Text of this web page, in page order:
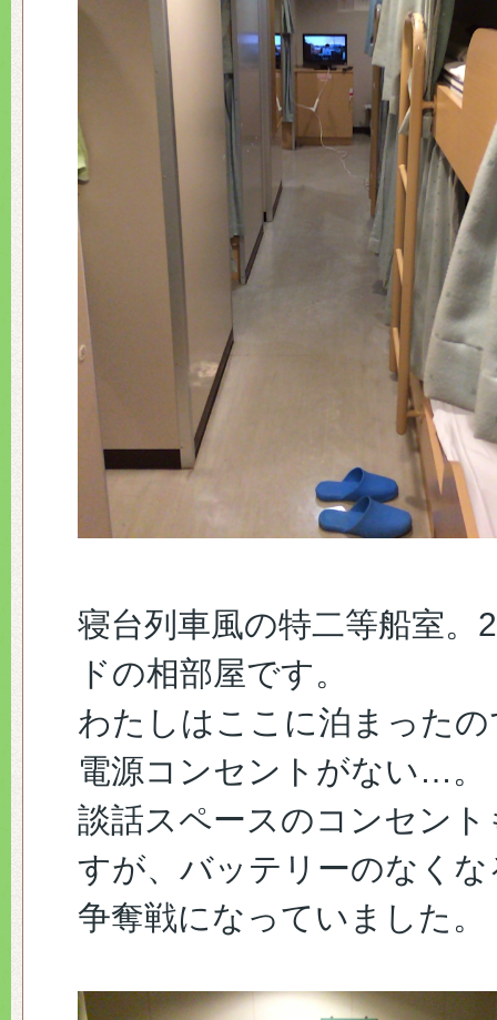
寝台列車風の特二等船室。
ドの相部屋です。
わたしはここに泊まった
電源コンセントがない…。
談話スペースのコンセント
すが、バッテリーのなくな
争奪戦になっていました。